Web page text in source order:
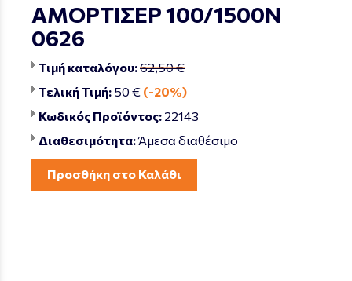
ΑΜΟΡΤΙΣΕΡ 100/1500Ν
0626
Τιμή καταλόγου:62,50 €
Τελική Τιμή: 50 € (-20%)
Κωδικός Προϊόντος: 22143
Διαθεσιμότητα:Άμεσα διαθέσιμο
Προσθήκη στο Καλάθι